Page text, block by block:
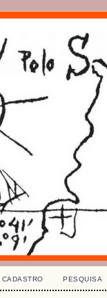
CADASTRO PESQUISA